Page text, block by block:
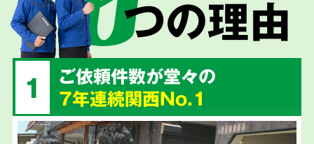
つの理由
1
ご依頼件数が堂々の
7年連続関西No.1